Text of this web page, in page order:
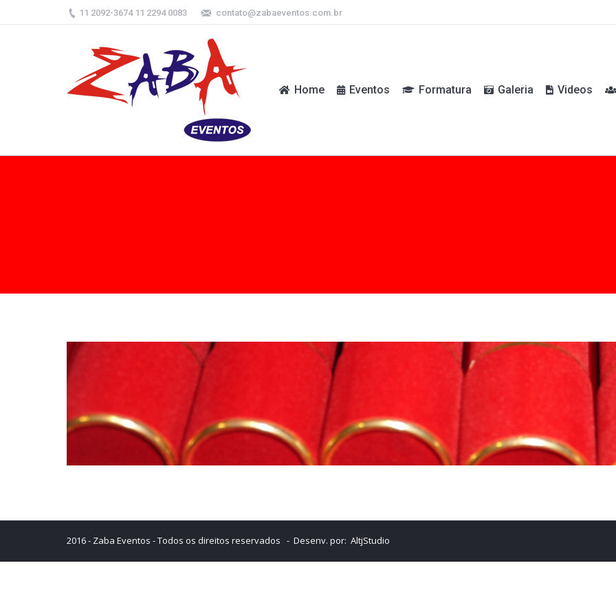
11 2092-3674 11 2294 0083 contato@zabaeventos.com.br
Home Eventos Formatura Galeria Videos
2016 - Zaba Eventos - Todos os direitos reservados - Desenv. por: AltjStudio